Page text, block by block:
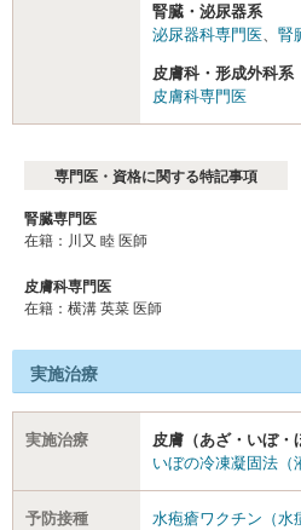
腎臓・泌尿器系
泌尿器科専門医
腎
皮膚科・形成外科系
皮膚科専門医
専門医・資格に関する特記事項
腎臓専門医
在籍：川又 睦 医師
皮膚科専門医
在籍：横溝 英菜 医師
実施治療
実施治療
皮膚（あざ・いぼ・
いぼの冷凍凝固法（
予防接種 水疱瘡ワクチン（水